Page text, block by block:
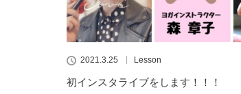
2021.3.25 Lesson
初インスタライブをします！！！